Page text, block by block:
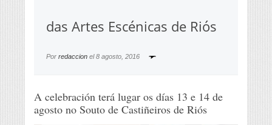
das Artes Escénicas de Riós
Por redaccion el8 agosto, 2016
A celebración terá lugar os días 13 e 14 de
agosto no Souto de Castiñeiros de Riós